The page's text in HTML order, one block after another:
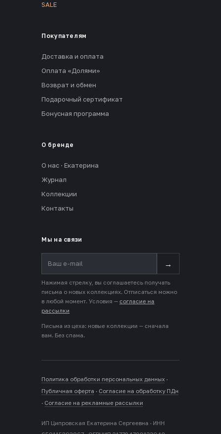
SALE
Покупателям
Доставка и оплата
Оплата «Долями»
Возврат и обмен
Подарочный сертификат
Бонусная программа
О бренде
О нас · Екатерина
Журнал
Коллекции
Контакты
Мы на связи
→
Нажимая стрелку, вы соглашаетесь получать
письма о новых коллекциях. Отписаться можно
в любой момент. Условия — согласие на
рассылки
Письма из цеха: новые коллекции — сначала
вам. Без спама.
Политика обработки персональных данных ·
Публичная оферта · Согласие на обработку ПДн
· Согласие на рекламные рассылки
ИП Ципровская Екатерина Сергеевна · ИНН